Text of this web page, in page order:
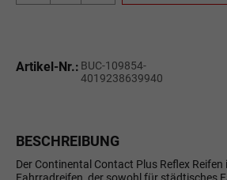
Artikel-Nr.: BUC-109854-
4019238639940
BESCHREIBUNG
Der Continental Contact Plus Reflex Reifen